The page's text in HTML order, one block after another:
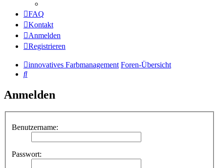
FAQ
Kontakt
Anmelden
Registrieren
innovatives Farbmanagement Foren-Übersicht
Suche
Anmelden
Benutzername:
Passwort: